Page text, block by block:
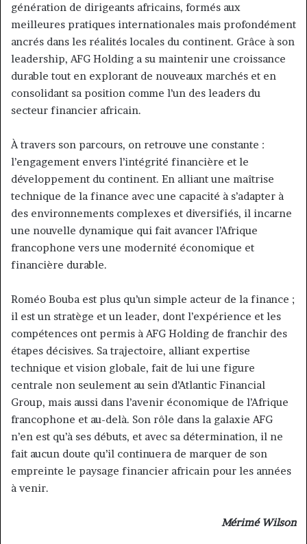
génération de dirigeants africains, formés aux
meilleures pratiques internationales mais profondément
ancrés dans les réalités locales du continent. Grâce à son
leadership, AFG Holding a su maintenir une croissance
durable tout en explorant de nouveaux marchés et en
consolidant sa position comme l’un des leaders du
secteur financier africain.
À travers son parcours, on retrouve une constante :
l’engagement envers l’intégrité financière et le
développement du continent. En alliant une maîtrise
technique de la finance avec une capacité à s’adapter à
des environnements complexes et diversifiés, il incarne
une nouvelle dynamique qui fait avancer l’Afrique
francophone vers une modernité économique et
financière durable.
Roméo Bouba est plus qu’un simple acteur de la finance ;
il est un stratège et un leader, dont l’expérience et les
compétences ont permis à AFG Holding de franchir des
étapes décisives. Sa trajectoire, alliant expertise
technique et vision globale, fait de lui une figure
centrale non seulement au sein d’Atlantic Financial
Group, mais aussi dans l’avenir économique de l’Afrique
francophone et au-delà. Son rôle dans la galaxie AFG
n’en est qu’à ses débuts, et avec sa détermination, il ne
fait aucun doute qu’il continuera de marquer de son
empreinte le paysage financier africain pour les années
à venir.
Mérimé Wilson